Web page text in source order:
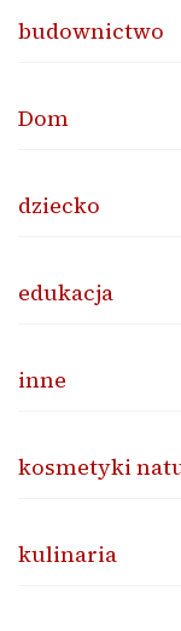
budownictwo
Dom
dziecko
edukacja
inne
kosmetyki
kulinaria